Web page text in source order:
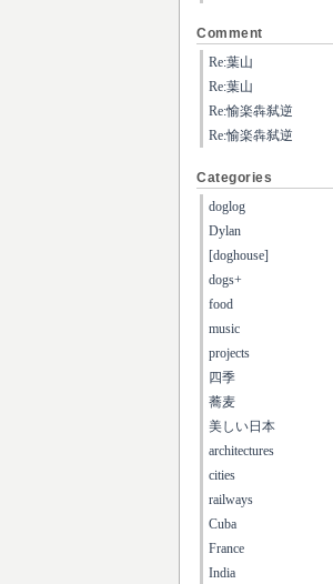
Comment
Re:葉山
Re:葉山
Re:愉楽犇弑逆
Re:愉楽犇弑逆
Categories
doglog
Dylan
[doghouse]
dogs+
food
music
projects
四季
蕎麦
美しい日本
architectures
cities
railways
Cuba
France
India